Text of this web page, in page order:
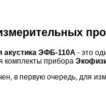
акустика ЭФБ-110А - это
комплекты прибора
в первую очередь, для